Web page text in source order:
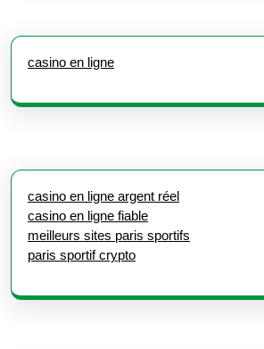
casino en ligne
casino en ligne argent réel
casino en ligne fiable
meilleurs sites paris sportifs
paris sportif crypto